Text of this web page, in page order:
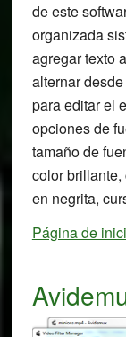
de este
organizada
agregar texto
alternar
para editar el
opciones de
tamaño de
color
en negrita,
Página de